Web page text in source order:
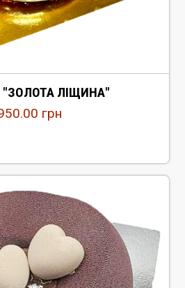
"ЗОЛОТА ЛІЩИНА"
грн